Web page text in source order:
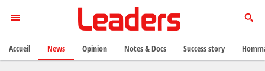
Accueil News Opinion Notes & Docs Success story